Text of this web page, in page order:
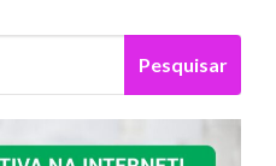
Pesquisar